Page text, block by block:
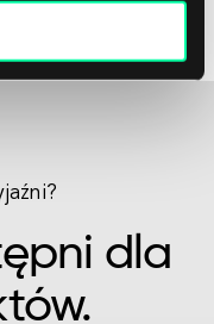
możliwości,
dla